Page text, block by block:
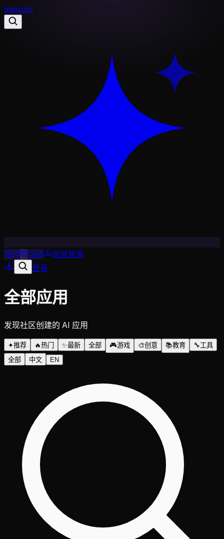
gapp.so
创作 活动 安装登录
登录
全部应用
发现社区创建的 AI 应用
✦推荐 🔥热门 ✨最新 全部 🎮游戏 🎨创意 📚教育 🔧工具
全部
中文 EN